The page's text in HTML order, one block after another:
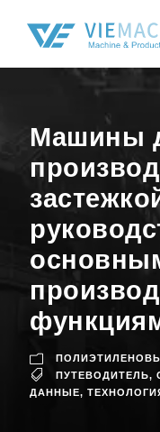
Машины
ПУТЕВОДИТЕЛЬ,
ДАННЫЕ,